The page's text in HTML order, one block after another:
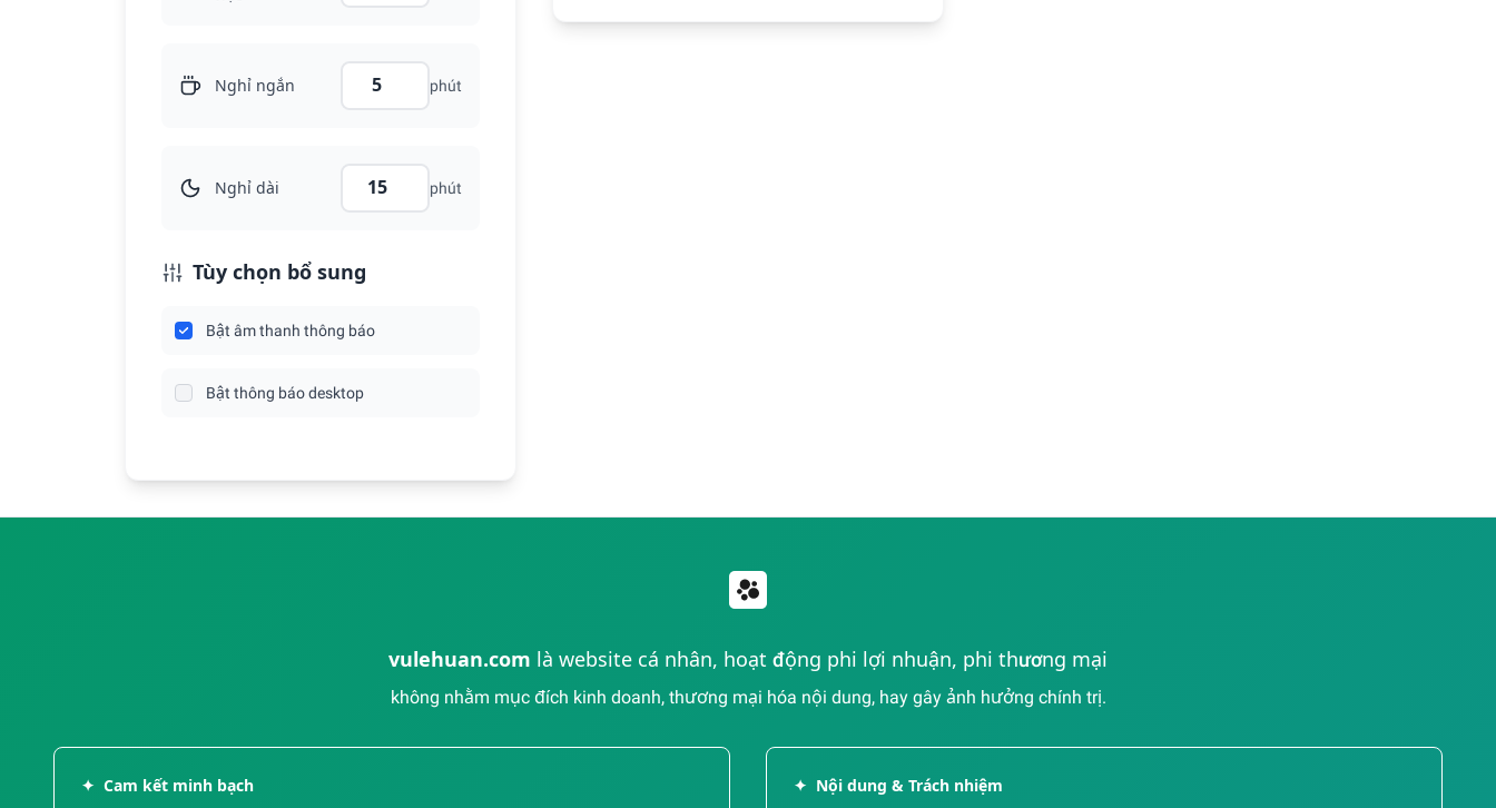
Nghỉ ngắn phút
Nghỉ dài phút
Tùy chọn bổ sung
Bật âm thanh thông báo
Bật thông báo desktop
vulehuan.com là website cá nhân, hoạt động phi lợi nhuận, phi thương mại
không nhằm mục đích kinh doanh, thương mại hóa nội dung, hay gây ảnh hưởng chính trị.
✦ Cam kết minh bạch ✦ Nội dung & Trách nhiệm